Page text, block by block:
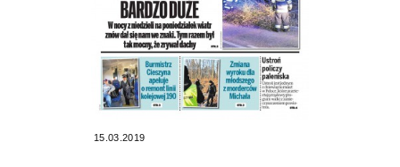
15.03.2019